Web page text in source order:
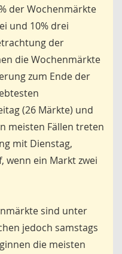
der Wochenmärkte
und 10% drei
der
die Wochenmärkte
zum Ende der
(26 Märkte) und
meisten Fällen treten
mit Dienstag,
wenn ein Markt zwei
sind unter
jedoch samstags
die meis­ten